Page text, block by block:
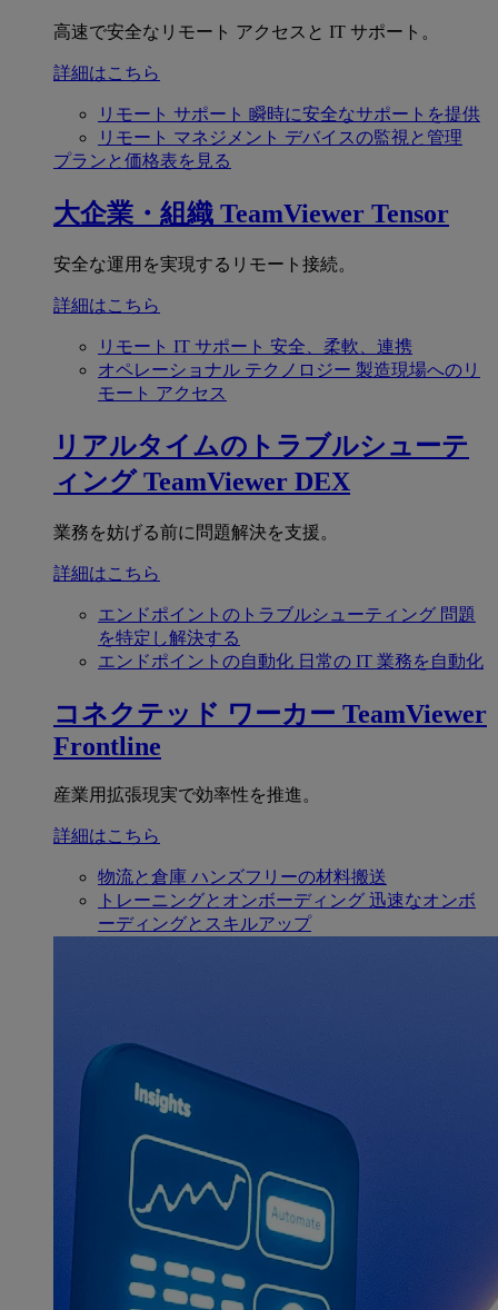
高速で安全なリモート アクセスと IT サポート。
詳細はこちら
リモート サポート 瞬時に安全なサポートを提供
リモート マネジメント デバイスの監視と管理
プランと価格表を見る
大企業・組織 TeamViewer Tensor
安全な運用を実現するリモート接続。
詳細はこちら
リモート IT サポート 安全、柔軟、連携
オペレーショナル テクノロジー 製造現場へのリ
モート アクセス
リアルタイムのトラブルシューテ
ィング TeamViewer DEX
業務を妨げる前に問題解決を支援。
詳細はこちら
エンドポイントのトラブルシューティング 問題
を特定し解決する
エンドポイントの自動化 日常の IT 業務を自動化
コネクテッド ワーカー TeamViewer
Frontline
産業用拡張現実で効率性を推進。
詳細はこちら
物流と倉庫 ハンズフリーの材料搬送
トレーニングとオンボーディング 迅速なオンボ
ーディングとスキルアップ